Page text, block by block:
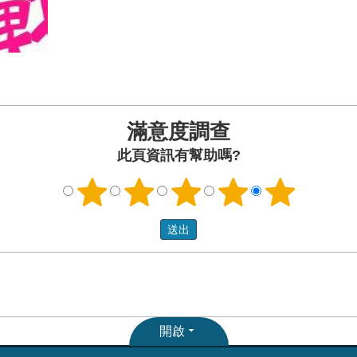
滿意度調查
此頁資訊有幫助嗎?
開啟